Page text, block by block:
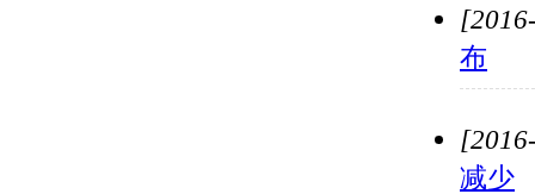
布
减少